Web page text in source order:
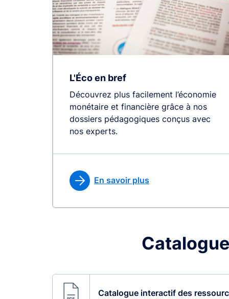
L'Éco en bref
Découvrez plus facilement l’économie
monétaire et financière grâce à nos
dossiers pédagogiques conçus avec
nos experts.
En savoir plus
Catalogue interactif des